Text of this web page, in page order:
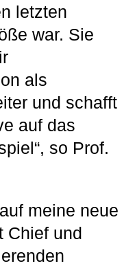
letzten
war. Sie
als
und schafft
auf das
so Prof.
meine neue
Chief und